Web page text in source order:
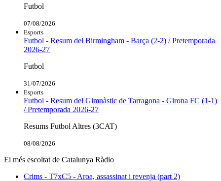
Futbol
07/08/2026
Esports
Futbol - Resum del Birmingham - Barça (2-2) / Pretemporada
2026-27
Futbol
31/07/2026
Esports
Futbol - Resum del Gimnàstic de Tarragona - Girona FC (1-1)
/ Pretemporada 2026-27
Resums Futbol Altres (3CAT)
08/08/2026
El més escoltat de Catalunya Ràdio
Crims - T7xC5 - Aroa, assassinat i revenja (part 2)